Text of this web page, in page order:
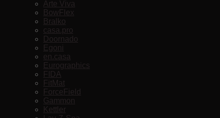
Arte Viva
BowFlex
Bralko
casa.pro
Doornado
Egoni
en.casa
Eurographics
FIDA
FitMat
ForceField
Gammon
Kettler